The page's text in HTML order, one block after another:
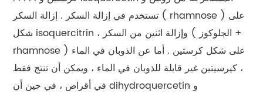
تستخدم في إزالة السكر . إزالة السكر ( rhamnose ) على
شكل isoquercitrin ، وإزالة اثنين من السكر ( الجلوكوز +
rhamnose ) على شكل كرستين . أما عن الذوبان في الماء
، كيرسيتين غير قابلة للذوبان في الماء ، ويمكن أن تنتج فقط
في أقراص ، في حين أن dihydroquercetin و